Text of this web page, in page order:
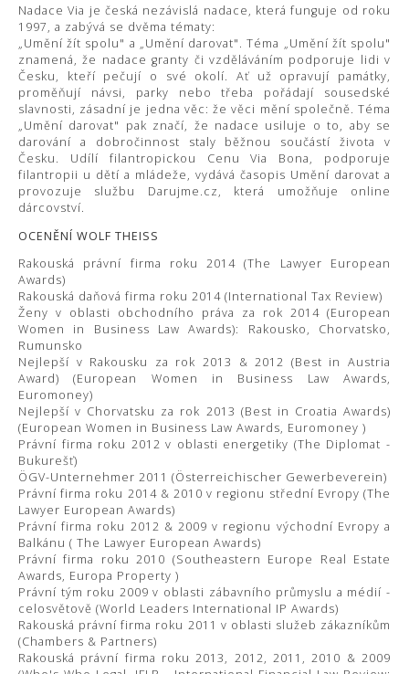
Nadace Via je česká nezávislá nadace, která funguje od roku
1997, a zabývá se dvěma tématy:
„Umění žít spolu" a „Umění darovat". Téma „Umění žít spolu"
znamená, že nadace granty či vzděláváním podporuje lidi v
Česku, kteří pečují o své okolí. Ať už opravují památky,
proměňují návsi, parky nebo třeba pořádají sousedské
slavnosti, zásadní je jedna věc: že věci mění společně. Téma
„Umění darovat" pak značí, že nadace usiluje o to, aby se
darování a dobročinnost staly běžnou součástí života v
Česku. Udílí filantropickou Cenu Via Bona, podporuje
filantropii u dětí a mládeže, vydává časopis Umění darovat a
provozuje službu Darujme.cz, která umožňuje online
dárcovství.
OCENĚNÍ WOLF THEISS
Rakouská právní firma roku 2014 (The Lawyer European
Awards)
Rakouská daňová firma roku 2014 (International Tax Review)
Ženy v oblasti obchodního práva za rok 2014 (European
Women in Business Law Awards): Rakousko, Chorvatsko,
Rumunsko
Nejlepší v Rakousku za rok 2013 & 2012 (Best in Austria
Award) (European Women in Business Law Awards,
Euromoney)
Nejlepší v Chorvatsku za rok 2013 (Best in Croatia Awards)
(European Women in Business Law Awards, Euromoney )
Právní firma roku 2012 v oblasti energetiky (The Diplomat -
Bukurešť)
ÖGV-Unternehmer 2011 (Österreichischer Gewerbeverein)
Právní firma roku 2014 & 2010 v regionu střední Evropy (The
Lawyer European Awards)
Právní firma roku 2012 & 2009 v regionu východní Evropy a
Balkánu ( The Lawyer European Awards)
Právní firma roku 2010 (Southeastern Europe Real Estate
Awards, Europa Property )
Právní tým roku 2009 v oblasti zábavního průmyslu a médií -
celosvětově (World Leaders International IP Awards)
Rakouská právní firma roku 2011 v oblasti služeb zákazníkům
(Chambers & Partners)
Rakouská právní firma roku 2013, 2012, 2011, 2010 & 2009